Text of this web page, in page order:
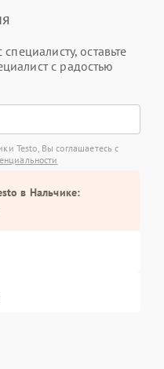
оставьте
с радостью
Testo, Вы соглашаетесь с
в Нальчике: